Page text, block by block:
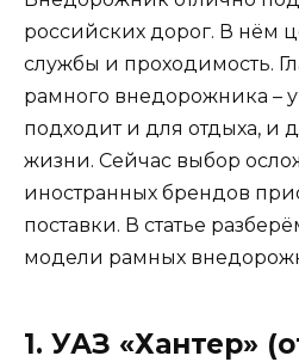
российских дорог. В нём
службы и проходимость.
рамного внедорожника –
подходит и для отдыха, и
жизни. Сейчас выбор
иностранных брендов
поставки. В статье
модели рамных
1. УАЗ «Хантер»